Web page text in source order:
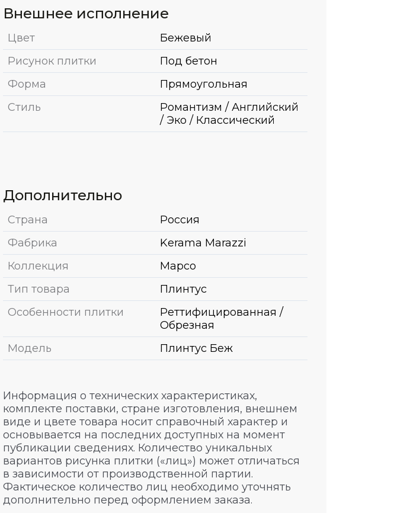
Внешнее исполнение
Цвет
Бежевый
Рисунок плитки
Под бетон
Форма
Прямоугольная
Стиль
Романтизм / Английский
/ Эко / Классический
Дополнительно
Страна
Россия
Фабрика
Kerama Marazzi
Коллекция
Марсо
Тип товара
Плинтус
Особенности плитки
Реттифицированная /
Обрезная
Модель
Плинтус Беж
Информация о технических характеристиках,
комплекте поставки, стране изготовления, внешнем
виде и цвете товара носит справочный характер и
основывается на последних доступных на момент
публикации сведениях. Количество уникальных
вариантов рисунка плитки («лиц») может отличаться
в зависимости от производственной партии.
Фактическое количество лиц необходимо уточнять
дополнительно перед оформлением заказа.